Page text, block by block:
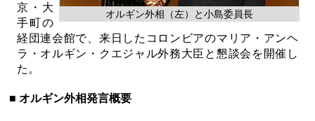
オルギン外相（左）と小島委員長
京・大
手町の
経団連会館で、来日したコロンビアのマリア・アンヘ
ラ・オルギン・クエジャル外務大臣と懇談会を開催し
た。
■ オルギン外相発言概要